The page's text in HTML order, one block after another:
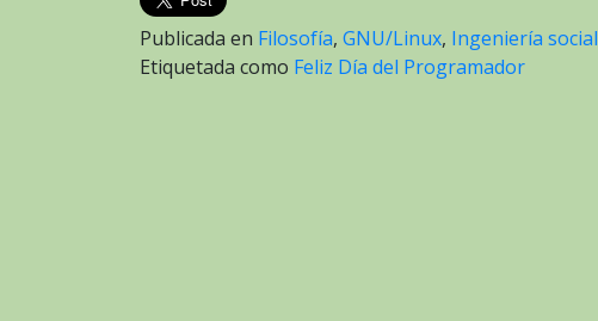
Publicada en Filosofía, GNU/Linux, Ingeniería social
Etiquetada como Feliz Día del Programador